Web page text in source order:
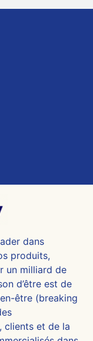
dans
produits,
un milliard de
d’être est de
être (breaking
clients et de la